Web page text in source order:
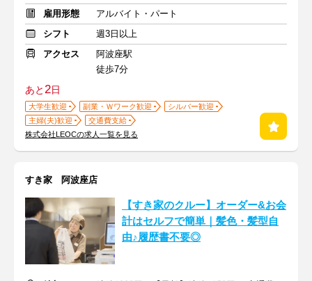
雇用形態
アルバイト・パート
シフト
週3日以上
アクセス
阿波座駅
徒歩7分
あと2日
大学生歓迎 副業・Ｗワーク歓迎
シルバー歓迎
主婦(夫)歓迎
交通費支給
株式会社LEOCの求人一覧を見る
すき家 阿波座店
【すき家のクルー】オーダー&お会
計はセルフで簡単｜髪色・髪型自
由♪履歴書不要◎